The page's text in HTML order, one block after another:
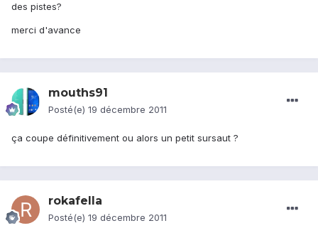
des pistes?
merci d'avance
mouths91
Posté(e) 19 décembre 2011
ça coupe définitivement ou alors un petit sursaut ?
rokafella
Posté(e) 19 décembre 2011